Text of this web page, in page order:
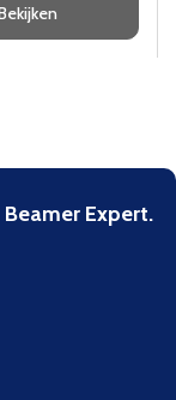
Expert.